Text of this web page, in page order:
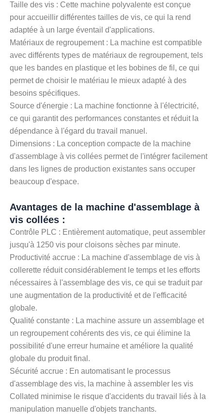
Taille des vis : Cette machine polyvalente est conçue
pour accueillir différentes tailles de vis, ce qui la rend
adaptée à un large éventail d'applications.
Matériaux de regroupement : La machine est compatible
avec différents types de matériaux de regroupement, tels
que les bandes en plastique et les bobines de fil, ce qui
permet de choisir le matériau le mieux adapté à des
besoins spécifiques.
Source d'énergie : La machine fonctionne à l'électricité,
ce qui garantit des performances constantes et réduit la
dépendance à l'égard du travail manuel.
Dimensions : La conception compacte de la machine
d'assemblage à vis collées permet de l'intégrer facilement
dans les lignes de production existantes sans occuper
beaucoup d'espace.
Avantages de la machine d'assemblage à
vis collées :
Contrôle PLC : Entièrement automatique, peut assembler
jusqu'à 1250 vis pour cloisons sèches par minute.
Productivité accrue : La machine d'assemblage de vis à
collerette réduit considérablement le temps et les efforts
nécessaires à l'assemblage des vis, ce qui se traduit par
une augmentation de la productivité et de l'efficacité
globale.
Qualité constante : La machine assure un assemblage et
un regroupement cohérents des vis, ce qui élimine la
possibilité d'une erreur humaine et améliore la qualité
globale du produit final.
Sécurité accrue : En automatisant le processus
d'assemblage des vis, la machine à assembler les vis
Collated minimise le risque d'accidents du travail liés à la
manipulation manuelle d'objets tranchants.